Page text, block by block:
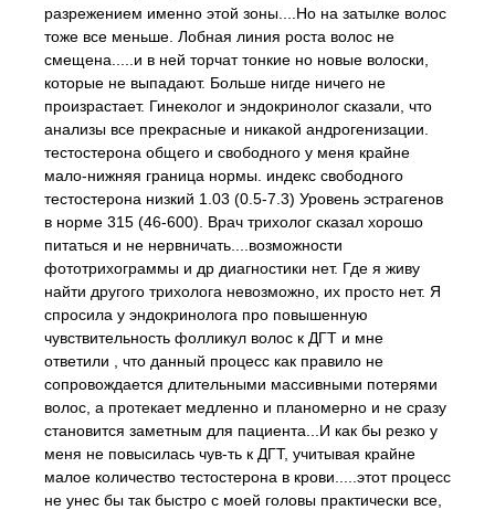
разрежением именно этой зоны....Но на затылке волос
тоже все меньше. Лобная линия роста волос не
смещена.....и в ней торчат тонкие но новые волоски,
которые не выпадают. Больше нигде ничего не
произрастает. Гинеколог и эндокринолог сказали, что
анализы все прекрасные и никакой андрогенизации.
тестостерона общего и свободного у меня крайне
мало-нижняя граница нормы. индекс свободного
тестостерона низкий 1.03 (0.5-7.3) Уровень эстрагенов
в норме 315 (46-600). Врач трихолог сказал хорошо
питаться и не нервничать....возможности
фототрихограммы и др диагностики нет. Где я живу
найти другого трихолога невозможно, их просто нет. Я
спросила у эндокринолога про повышенную
чувствительность фолликул волос к ДГТ и мне
ответили , что данный процесс как правило не
сопровождается длительными массивными потерями
волос, а протекает медленно и планомерно и не сразу
становится заметным для пациента...И как бы резко у
меня не повысилась чув-ть к ДГТ, учитывая крайне
малое количество тестостерона в крови.....этот процесс
не унес бы так быстро с моей головы практически все,